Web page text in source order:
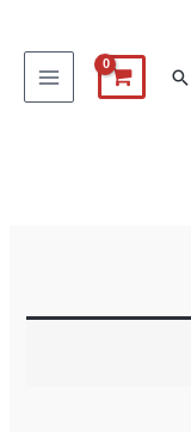
البحث